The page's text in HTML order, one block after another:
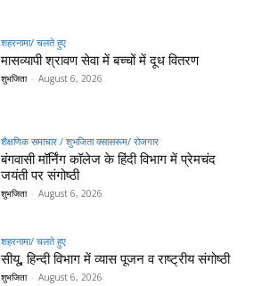
शहरनामा/ चलते हुए
मासव्यापी श्रावण सेवा में बच्चों में दूध वितरण
शुभजिता - August 6, 2026
शैक्षणिक समाचार / शुभजिता क्सासरूम/ रोजगार
बंगवासी मॉर्निंग कॉलेज के हिंदी विभाग में प्रेमचंद
जयंती पर संगोष्ठी
शुभजिता - August 6, 2026
शहरनामा/ चलते हुए
सीयू, हिन्दी विभाग में व्यास पूजन व राष्ट्रीय संगोष्ठी
शुभजिता - August 6, 2026